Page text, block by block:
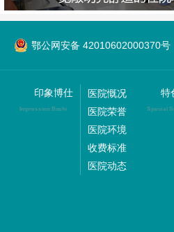
鄂公网安备 42010602000370号
印象博仕
Impression Boshi
医院慨况
医院荣誉
医院环境
收费标准
医院动态
特
Special